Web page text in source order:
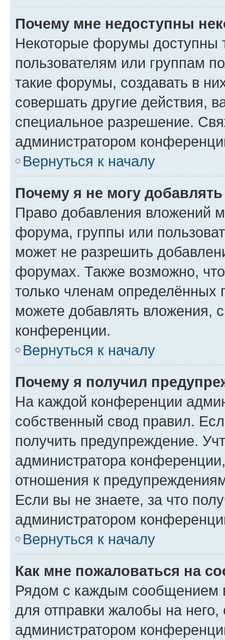
Почему мне недоступны
Некоторые форумы доступны
пользователям или группам
такие форумы, создавать в
совершать другие действия,
специальное разрешение.
администратором
Вернуться к началу
Почему я не могу
Право добавления вложений
форума, группы или
может не разрешить
форумах. Также возможно,
только членам определённых
можете добавлять вложения,
конференции.
Вернуться к началу
Почему я получил
На каждой конференции
собственный свод правил.
получить предупреждение.
администратора
отношения к
Если вы не знаете, за что
администратором
Вернуться к началу
Как мне пожаловаться на
Рядом с каждым сообщением
для отправки жалобы на
администратором